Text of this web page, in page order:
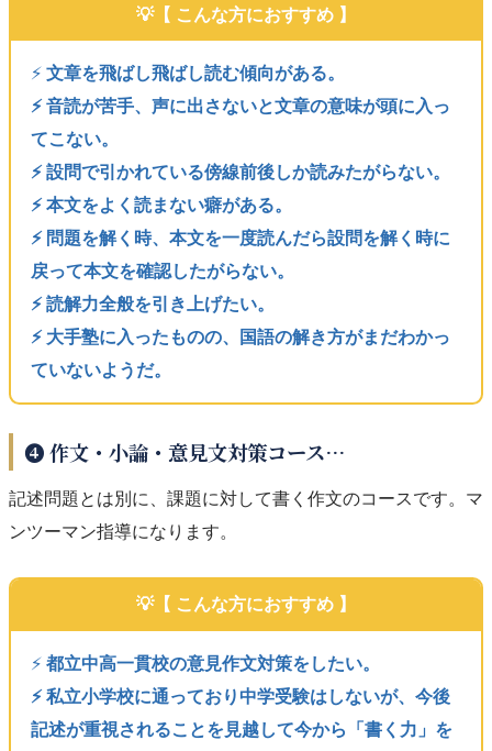
【 こんな方におすすめ 】
⚡️ 文章を飛ばし飛ばし読む傾向がある。
⚡️ 音読が苦手、声に出さないと文章の意味が頭に入っ
てこない。
⚡️ 設問で引かれている傍線前後しか読みたがらない。
⚡️ 本文をよく読まない癖がある。
⚡️ 問題を解く時、本文を一度読んだら設問を解く時に
戻って本文を確認したがらない。
⚡️ 読解力全般を引き上げたい。
⚡️ 大手塾に入ったものの、国語の解き方がまだわかっ
ていないようだ。
❹ 作文・小論・意見文対策コース…
記述問題とは別に、課題に対して書く作文のコースです。マ
ンツーマン指導になります。
【 こんな方におすすめ 】
⚡️ 都立中高一貫校の意見作文対策をしたい。
⚡️ 私立小学校に通っており中学受験はしないが、今後
記述が重視されることを見越して今から「書く力」を